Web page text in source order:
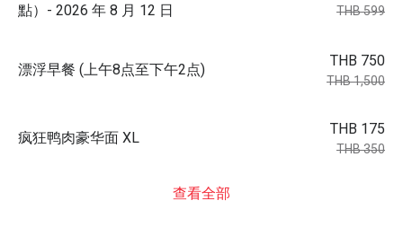
點）- 2026 年 8 月 12 日
THB 599
漂浮早餐 (上午8点至下午2点)
THB 750
THB 1,500
疯狂鸭肉豪华面 XL
THB 175
THB 350
查看全部